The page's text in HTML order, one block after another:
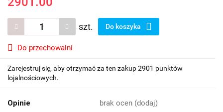
szt. Do koszyka
Do przechowalni
Zarejestruj się, aby otrzymać za ten zakup 2901 punktów
lojalnościowych.
Opinie brak ocen (dodaj)